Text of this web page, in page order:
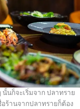
นก็จะเริ่มจาก ปลาทราย
ร้านจากปลาทรายก็ต้อง